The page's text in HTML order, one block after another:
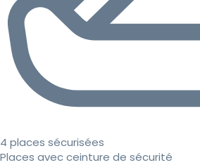
4 places sécurisées
Places avec ceinture de sécurité